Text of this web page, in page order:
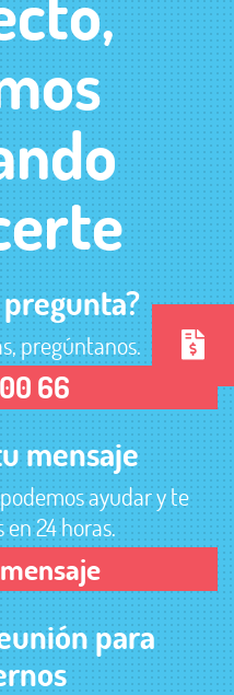
pregúntanos.
66
mensaje
ayudar y te
24 horas.
para